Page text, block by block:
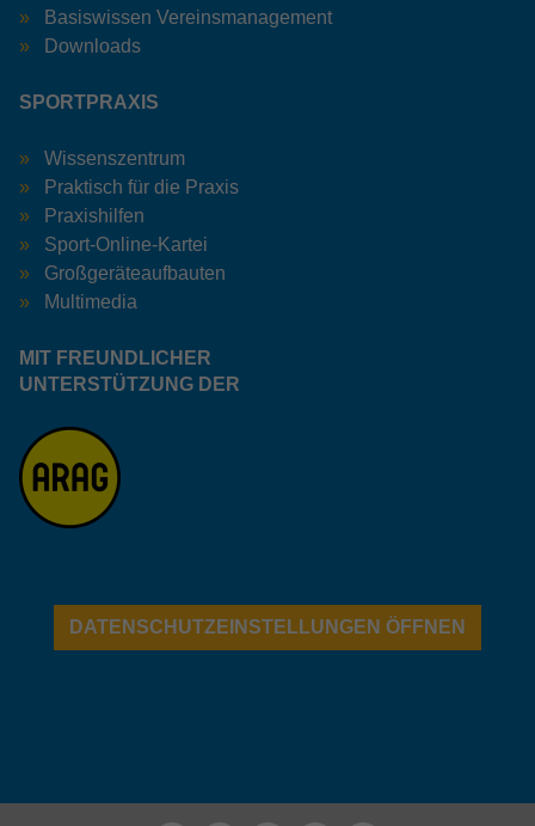
Basiswissen Vereinsmanagement
Downloads
SPORTPRAXIS
Wissenszentrum
Praktisch für die Praxis
Praxishilfen
Sport-Online-Kartei
Großgeräteaufbauten
Multimedia
MIT FREUNDLICHER
UNTERSTÜTZUNG DER
DATENSCHUTZEINSTELLUNGEN ÖFFNEN